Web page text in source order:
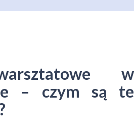
w
– czym są te